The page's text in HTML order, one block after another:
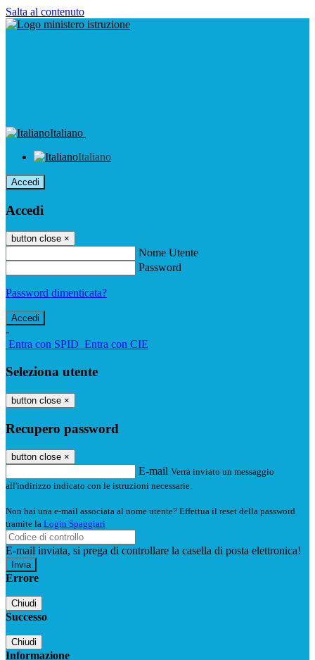
Salta al contenuto
Italiano
Italiano
Accedi
Accedi
button close ×
Nome Utente
Password
Password dimenticata?
-
Entra con SPID Entra con CIE
Seleziona utente
button close ×
Recupero password
button close ×
E-mail Verrà inviato un messaggio
all'indirizzo indicato con le istruzioni necessarie.
Non hai una e-mail associata al nome utente? Effettua il reset della password
tramite la Login Spaggiari
E-mail inviata, si prega di controllare la casella di posta elettronica!
Errore
Chiudi
Successo
Chiudi
Informazione